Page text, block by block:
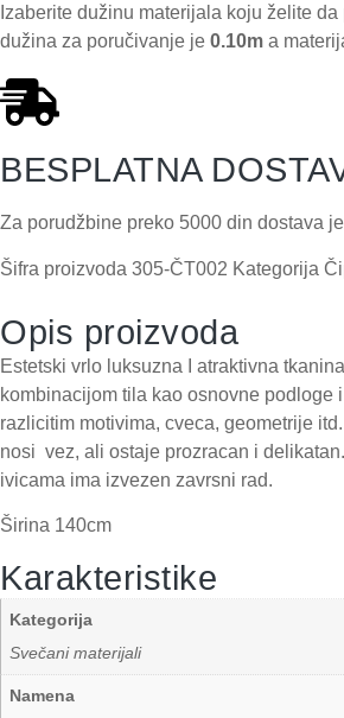
Izaberite dužinu materijala koju želite
dužina za poručivanje je 0.10m a
BESPLATNA
Za porudžbine preko 5000 din dostava
Šifra proizvoda 305-ČT002 Kategorija
Opis proizvoda
Estetski vrlo luksuzna I atraktivna
kombinacijom tila kao osnovne podloge
razlicitim motivima, cveca, geometrije
nosi vez, ali ostaje prozracan i
ivicama ima izvezen zavrsni rad.
Širina 140cm
Karakteristike
Kategorija
Svečani materijali
Namena